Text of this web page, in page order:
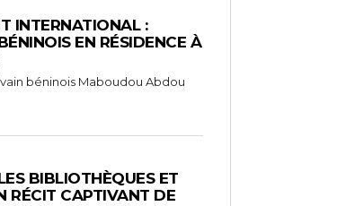
INTERNATIONAL :
EN RÉSIDENCE À
béninois Maboudou Abdou
BIBLIOTHÈQUES ET
RÉCIT CAPTIVANT DE